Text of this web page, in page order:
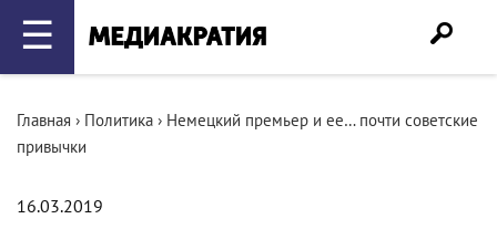
☰
Главная › Политика › Немецкий премьер и ее… почти советские
привычки
16.03.2019